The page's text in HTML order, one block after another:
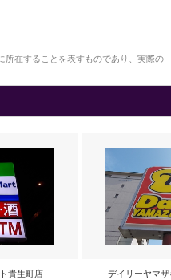
在することを表すものであり、実際の
貴生町店 デイリーヤマ